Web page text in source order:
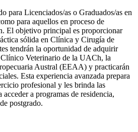
para Licenciados/as o Graduados/as en
para aquellos en proceso de
El objetivo principal es proporcionar
sólida en Clínica y Cirugía de
tendrán la oportunidad de adquirir
Veterinario de la UACh, la
Austral (EEAA) y practicarán
Esta experiencia avanzada prepara
profesional y les brinda las
acceder a programas de residencia,
postgrado.